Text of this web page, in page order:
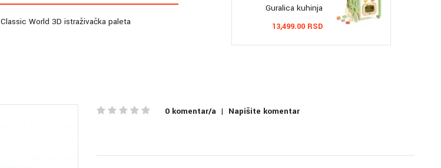
Classic World 3D istraživačka paleta
Guralica kuhinja
13,499.00 RSD
0 komentar/a | Napišite komentar